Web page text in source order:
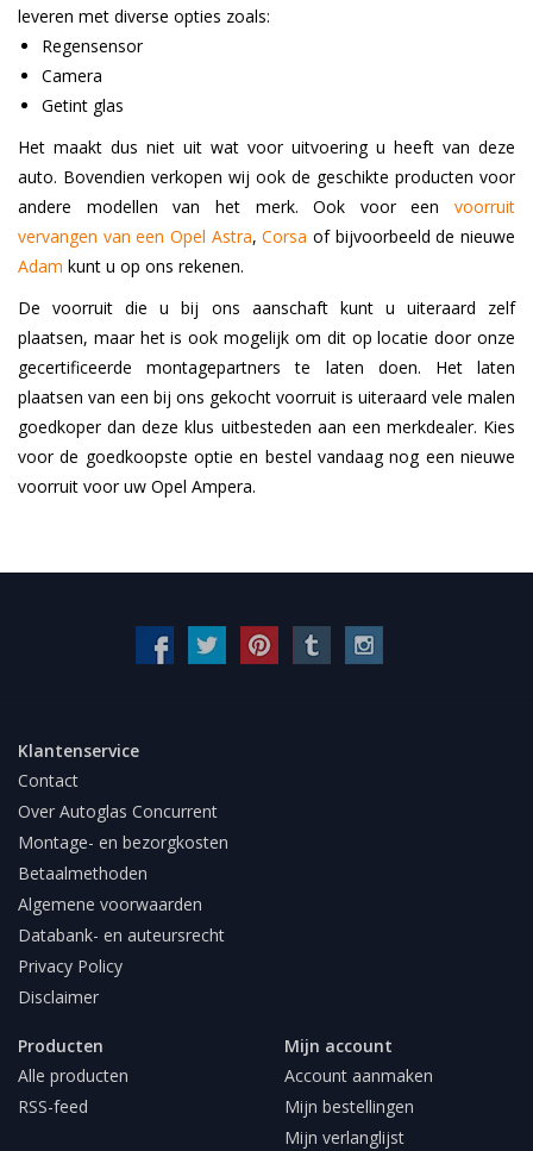
leveren met diverse opties zoals:
Regensensor
Camera
Getint glas
Het maakt dus niet uit wat voor uitvoering u heeft van deze
auto. Bovendien verkopen wij ook de geschikte producten voor
andere modellen van het merk. Ook voor een voorruit
vervangen van een Opel Astra,Corsa of bijvoorbeeld de nieuwe
Adam kunt u op ons rekenen.
De voorruit die u bij ons aanschaft kunt u uiteraard zelf
plaatsen, maar het is ook mogelijk om dit op locatie door onze
gecertificeerde montagepartners te laten doen. Het laten
plaatsen van een bij ons gekocht voorruit is uiteraard vele malen
goedkoper dan deze klus uitbesteden aan een merkdealer. Kies
voor de goedkoopste optie en bestel vandaag nog een nieuwe
voorruit voor uw Opel Ampera.
Klantenservice
Contact
Over Autoglas Concurrent
Montage- en bezorgkosten
Betaalmethoden
Algemene voorwaarden
Databank- en auteursrecht
Privacy Policy
Disclaimer
Producten
Alle producten
RSS-feed
Mijn account
Account aanmaken
Mijn bestellingen
Mijn verlanglijst